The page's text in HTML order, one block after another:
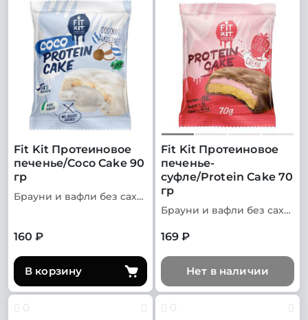
Fit Kit Протеиновое
печенье/Coco Cake 90
гр
Брауни и вафли без сахара
160 ₽
В корзину
Fit Kit Протеиновое
печенье-
суфле/Protein Cake 70
гр
Брауни и вафли без сахара
169 ₽
Нет в наличии
0 0